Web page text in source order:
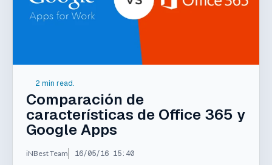
2 min read.
Comparación de
características de Office 365 y
Google Apps
iNBest Team 16/05/16 15:40